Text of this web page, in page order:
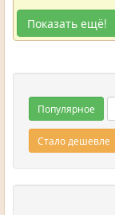
Показать ещё!
Популярное
Стало дешевле